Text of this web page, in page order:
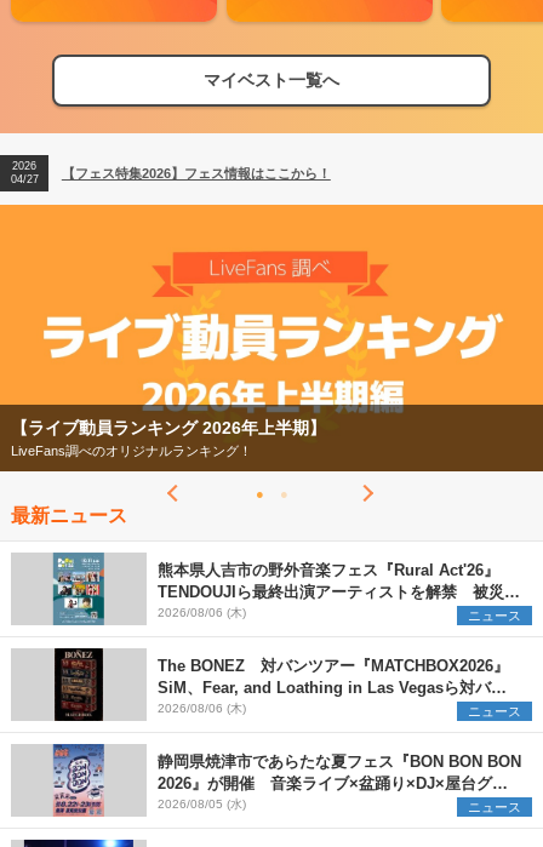
マイベスト一覧へ
【フェス特集2026】フェス情報はここから！
【ライブ動員ランキング】2026年上半期編発表！
2026
04/27
【フェス特集2026】フェス情報はここから！
2026
【フェス特集2026】
今年もフェスの季節がやってきた！
最新ニュース
熊本県人吉市の野外音楽フェス『Rural Act'26』
TENDOUJIら最終出演アーティストを解禁 被災地
支援プロジェクトの始動も発表
2026/08/06 (木) ニュース
The BONEZ 対バンツアー『MATCHBOX2026』
SiM、Fear, and Loathing in Las Vegasら対バン
アーティストを一斉解禁
2026/08/06 (木) ニュース
静岡県焼津市であらたな夏フェス『BON BON BON
2026』が開催 音楽ライブ×盆踊り×DJ×屋台グル
メ×ランタンナイトで彩る2日間
2026/08/05 (水) ニュース